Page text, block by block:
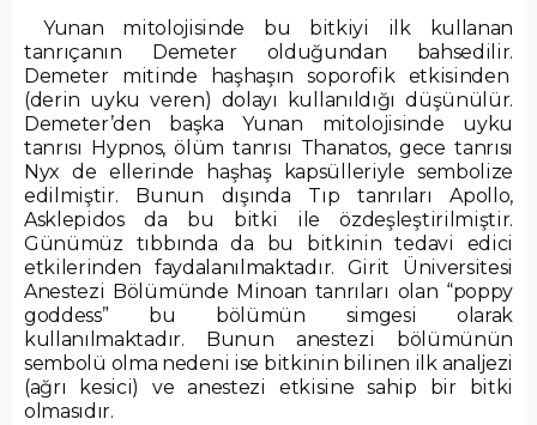
Yunan mitolojisinde bu bitkiyi ilk kullanan
tanrıçanın Demeter olduğundan bahsedilir.
Demeter mitinde haşhaşın soporofik etkisinden
(derin uyku veren) dolayı kullanıldığı düşünülür.
Demeter’den başka Yunan mitolojisinde uyku
tanrısı Hypnos, ölüm tanrısı Thanatos, gece tanrısı
Nyx de ellerinde haşhaş kapsülleriyle sembolize
edilmiştir. Bunun dışında Tıp tanrıları Apollo,
Asklepidos da bu bitki ile özdeşleştirilmiştir.
Günümüz tıbbında da bu bitkinin tedavi edici
etkilerinden faydalanılmaktadır. Girit Üniversitesi
Anestezi Bölümünde Minoan tanrıları olan “poppy
goddess” bu bölümün simgesi olarak
kullanılmaktadır. Bunun anestezi bölümünün
sembolü olma nedeni ise bitkinin bilinen ilk analjezi
(ağrı kesici) ve anestezi etkisine sahip bir bitki
olmasıdır.